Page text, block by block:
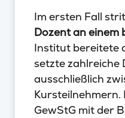
Im ersten Fall
Dozent an
Institut bereitete
setzte zahlreiche
ausschließlich
Kursteilnehmern.
GewStG mit der